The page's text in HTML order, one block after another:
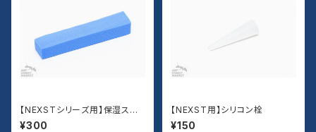
【NEXSTシリーズ用】保湿スポ
ンジ
¥300
【NEXST用】シリコン栓
¥150